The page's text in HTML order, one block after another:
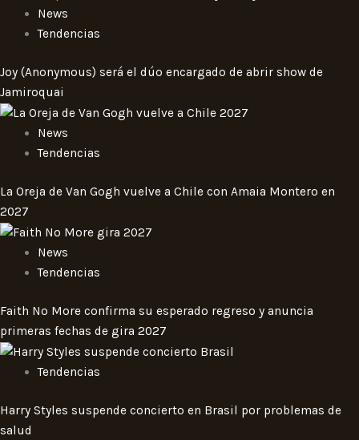
News
Tendencias
Joy (Anonymous) será el dúo encargado de abrir show de
Jamiroquai
News
Tendencias
La Oreja de Van Gogh vuelve a Chile con Amaia Montero en
2027
News
Tendencias
Faith No More confirma su esperado regreso y anuncia
primeras fechas de gira 2027
Tendencias
Harry Styles suspende concierto en Brasil por problemas de
salud